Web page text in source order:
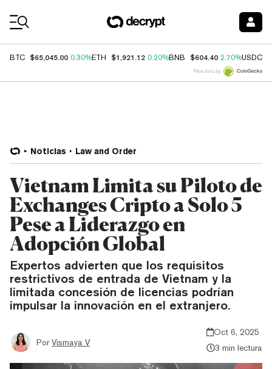
BTC $65,045.00 0.30%ETH $1,921.12 0.20%BNB $604.40 2.70%USDC
Price data by
Noticias Law and Order
Vietnam Limita su Piloto de
Exchanges Cripto a Solo 5
Pese a Liderazgo en
Adopción Global
Expertos advierten que los requisitos
restrictivos de entrada de Vietnam y la
limitada concesión de licencias podrían
impulsar la innovación en el extranjero.
Por Vismaya V
Oct 6, 2025
3 min lectura